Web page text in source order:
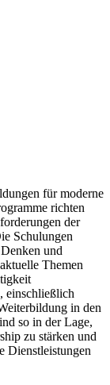
für moderne
richten
der
Schulungen
und
Themen
einschließlich
in den
so in der Lage,
zu stärken und
Dienstleistungen